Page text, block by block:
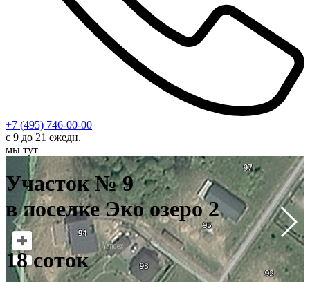
+7 (495) 746-00-00
с 9 до 21 ежедн.
мы тут
Участок № 9
в поселке Эко озеро 2
18 соток